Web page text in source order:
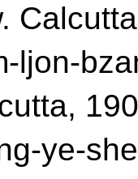
ljon-
ye-